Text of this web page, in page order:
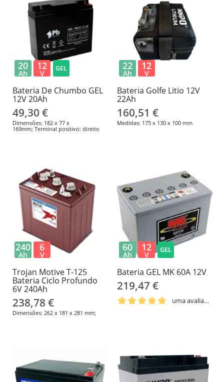
polaridade e o carregador antes da
substituição. EAN/GTIN:
4260030442836.
Bateria De Chumbo GEL
12V 20Ah
49,30 €
Dimensões: 182 x 77 x
169mm; Terminal positivo: direito
20
Ah
12
V
GEL
Bateria Golfe Litio 12V
22Ah
160,51 €
Medidas: 175 x 130 x 100 mm
22
Ah
12
V
Trojan Motive T-125
Bateria Ciclo Profundo
6V 240Ah
238,78 €
Dimensões: 262 x 181 x 281 mm;
240
Ah
6
V
Bateria GEL MK 60A 12V
219,47 €
uma avaliação
60
Ah
12
V
GEL